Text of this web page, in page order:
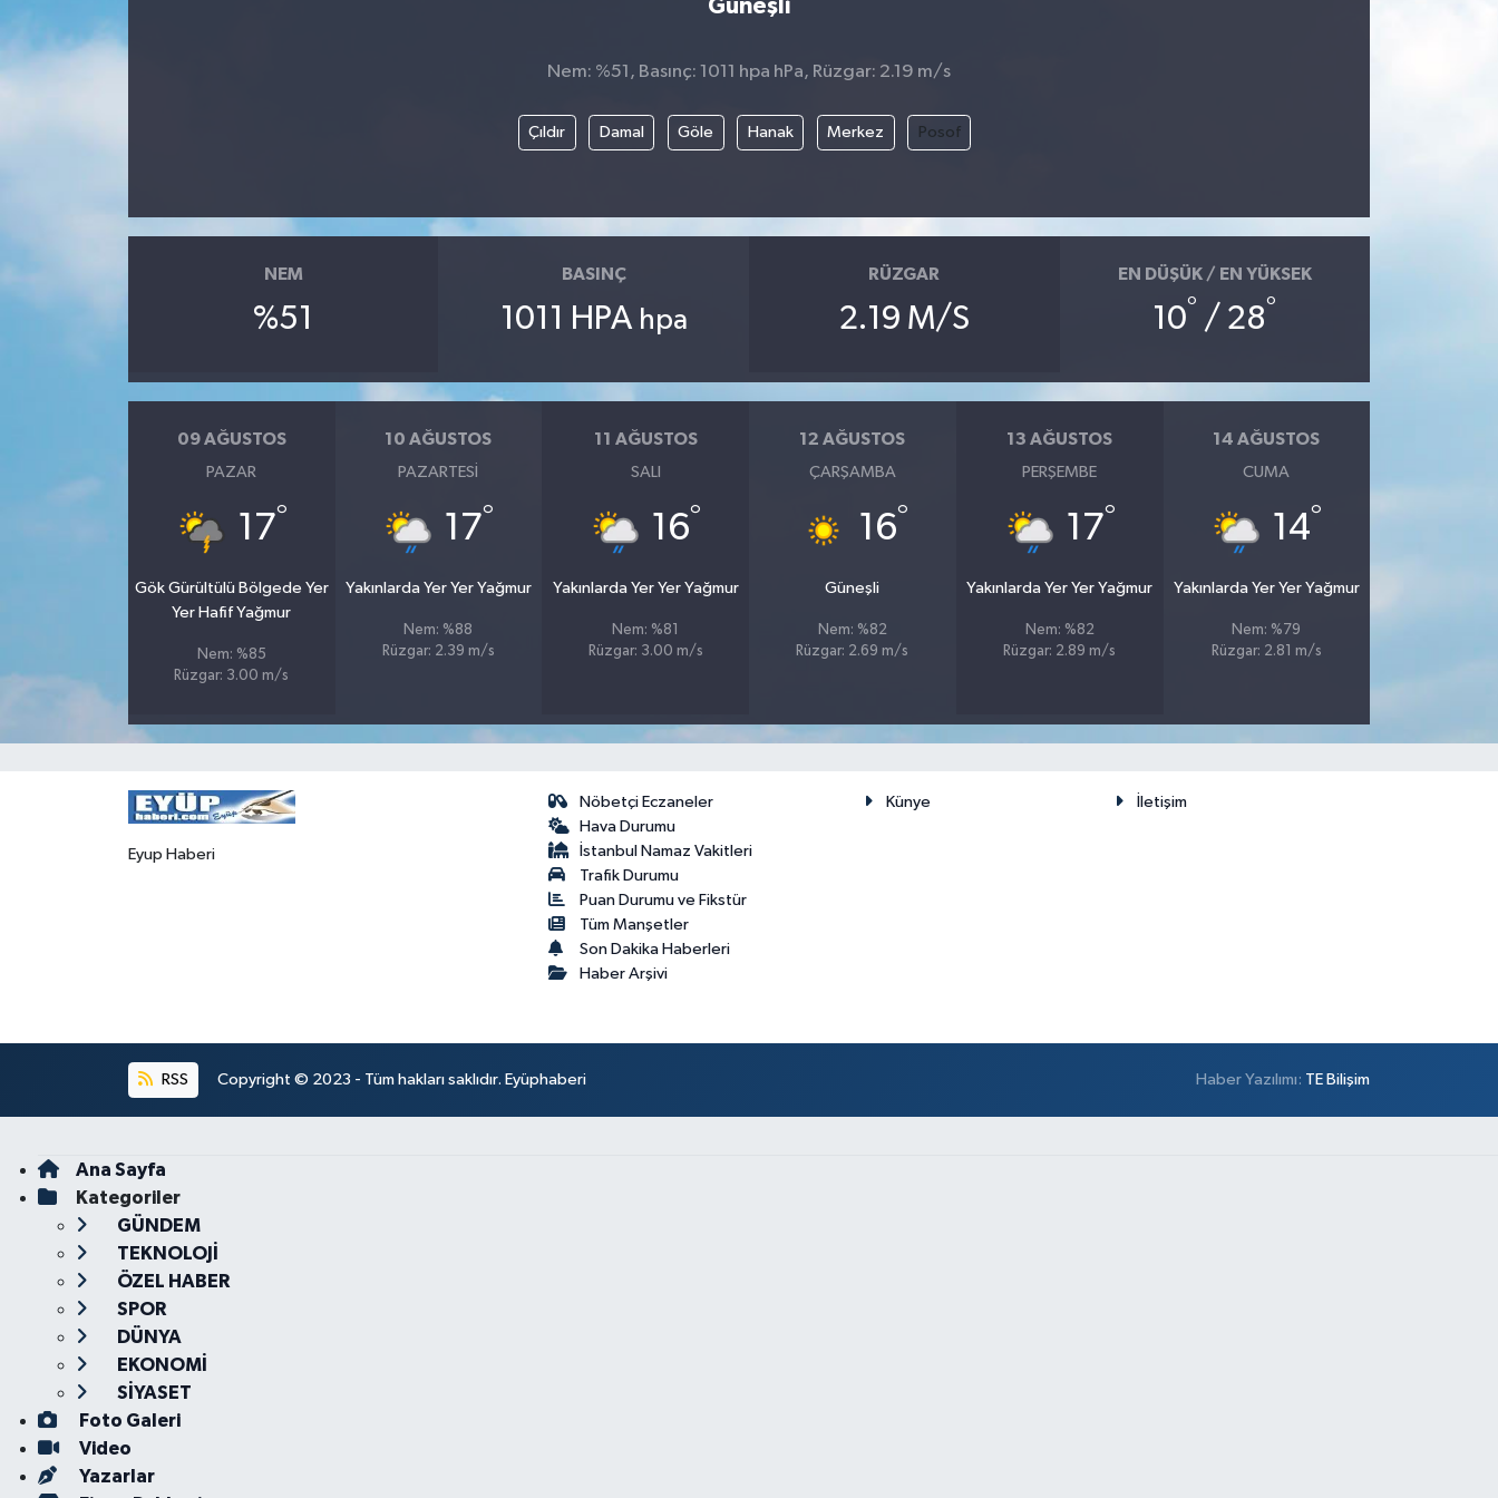
Güneşli
Nem: %51, Basınç: 1011 hpa hPa, Rüzgar: 2.19 m/s
Çıldır Damal Göle Hanak Merkez Posof
NEM
%51
BASINÇ
1011 HPA hpa
RÜZGAR
2.19 M/S
EN DÜŞÜK / EN YÜKSEK
10° / 28°
09 AĞUSTOS
PAZAR
17°
Gök Gürültülü Bölgede Yer
Yer Hafif Yağmur
Nem: %85
Rüzgar: 3.00 m/s
10 AĞUSTOS
PAZARTESI
17°
Yakınlarda Yer Yer Yağmur
Nem: %88
Rüzgar: 2.39 m/s
11 AĞUSTOS
SALI
16°
Yakınlarda Yer Yer Yağmur
Nem: %81
Rüzgar: 3.00 m/s
12 AĞUSTOS
ÇARŞAMBA
16°
Güneşli
Nem: %82
Rüzgar: 2.69 m/s
13 AĞUSTOS
PERŞEMBE
17°
Yakınlarda Yer Yer Yağmur
Nem: %82
Rüzgar: 2.89 m/s
14 AĞUSTOS
CUMA
14°
Yakınlarda Yer Yer Yağmur
Nem: %79
Rüzgar: 2.81 m/s
Eyup Haberi
Nöbetçi Eczaneler
Hava Durumu
İstanbul Namaz Vakitleri
Trafik Durumu
Puan Durumu ve Fikstür
Tüm Manşetler
Son Dakika Haberleri
Haber Arşivi
Künye İletişim
RSS Copyright © 2023 - Tüm hakları saklıdır. Eyüphaberi Haber Yazılımı: TE Bilişim
Ana Sayfa
Kategoriler
GÜNDEM
TEKNOLOJİ
ÖZEL HABER
SPOR
DÜNYA
EKONOMİ
SİYASET
Foto Galeri
Video
Yazarlar